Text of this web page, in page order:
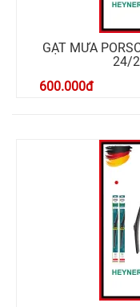
GẠT MƯA
24/
600.000đ